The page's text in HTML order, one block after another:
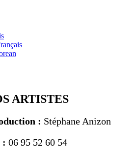
ARTISTES
: Stéphane Anizon
: 06 95 52 60 54